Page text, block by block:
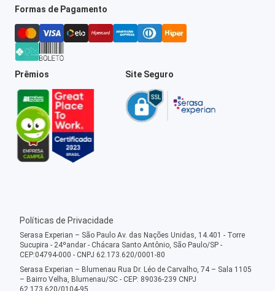
Formas de Pagamento
Prêmios Site Seguro
Políticas de Privacidade
Serasa Experian – São Paulo Av. das Nações Unidas, 14.401 - Torre
Sucupira - 24ºandar - Chácara Santo Antônio, São Paulo/SP -
CEP:04794-000 - CNPJ 62.173.620/0001-80
Serasa Experian – Blumenau Rua Dr. Léo de Carvalho, 74 – Sala 1105
– Bairro Velha, Blumenau/SC - CEP: 89036-239 CNPJ
62.173.620/0104-95